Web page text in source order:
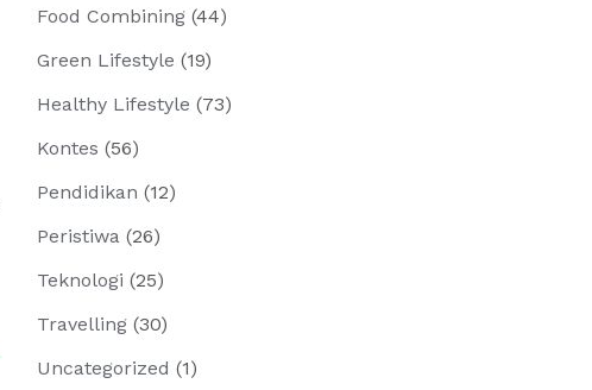
Food Combining (44)
Green Lifestyle (19)
Healthy Lifestyle (73)
Kontes (56)
Pendidikan (12)
Peristiwa (26)
Teknologi (25)
Travelling (30)
Uncategorized (1)